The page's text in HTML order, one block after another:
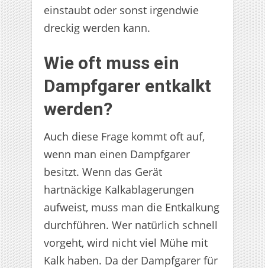
einstaubt oder sonst irgendwie
dreckig werden kann.
Wie oft muss ein
Dampfgarer entkalkt
werden?
Auch diese Frage kommt oft auf,
wenn man einen Dampfgarer
besitzt. Wenn das Gerät
hartnäckige Kalkablagerungen
aufweist, muss man die Entkalkung
durchführen. Wer natürlich schnell
vorgeht, wird nicht viel Mühe mit
Kalk haben. Da der Dampfgarer für